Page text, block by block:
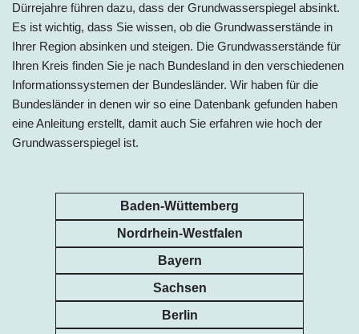
Dürrejahre führen dazu, dass der Grundwasserspiegel absinkt.
Es ist wichtig, dass Sie wissen, ob die Grundwasserstände in
Ihrer Region absinken und steigen. Die Grundwasserstände für
Ihren Kreis finden Sie je nach Bundesland in den verschiedenen
Informationssystemen der Bundesländer. Wir haben für die
Bundesländer in denen wir so eine Datenbank gefunden haben
eine Anleitung erstellt, damit auch Sie erfahren wie hoch der
Grundwasserspiegel ist.
Baden-Wüttemberg
Nordrhein-Westfalen
Bayern
Sachsen
Berlin